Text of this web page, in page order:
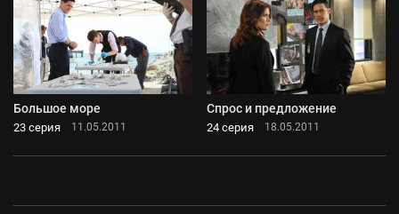
Большое море
23 серия 11.05.2011
Спрос и предложение
24 серия 18.05.2011